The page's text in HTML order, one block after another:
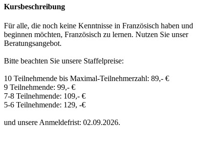
Kursbeschreibung
Für alle, die noch keine Kenntnisse in Französisch haben und
beginnen möchten, Französisch zu lernen. Nutzen Sie unser
Beratungsangebot.
Bitte beachten Sie unsere Staffelpreise:
10 Teilnehmende bis Maximal-Teilnehmerzahl: 89,- €
9 Teilnehmende: 99,- €
7-8 Teilnehmende: 109,- €
5-6 Teilnehmende: 129, -€
und unsere Anmeldefrist: 02.09.2026.